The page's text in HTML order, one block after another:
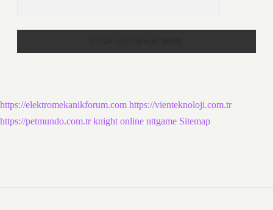
https://elektromekanikforum.com https://vienteknoloji.com.tr
https://petmundo.com.tr knight online nttgame Sitemap